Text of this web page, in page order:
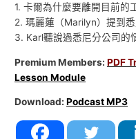
1. 卡爾為什麼要離開目前的
2. 瑪麗蓮（Marilyn）提到
3. Karl聽說過悉尼分公司的
Premium Members:PDF
Lesson Module
Download:Podcast MP3